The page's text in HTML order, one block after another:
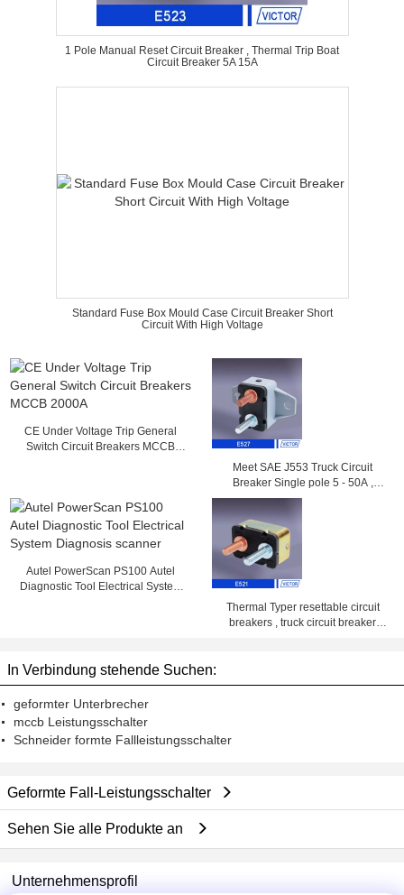
1 Pole Manual Reset Circuit Breaker , Thermal Trip Boat
Circuit Breaker 5A 15A
Standard Fuse Box Mould Case Circuit Breaker Short
Circuit With High Voltage
CE Under Voltage Trip General
Switch Circuit Breakers MCCB
Meet SAE J553 Truck Circuit
Breaker Single pole 5 - 50A ,
14VDC , 28VDC
Autel PowerScan PS100 Autel
Diagnostic Tool Electrical System
Thermal Typer resettable circuit
breakers , truck circuit breaker
In Verbindung stehende Suchen:
geformter Unterbrecher
mccb Leistungsschalter
Schneider formte Fallleistungsschalter
Geformte Fall-Leistungsschalter
Sehen Sie alle Produkte an
Unternehmensprofil